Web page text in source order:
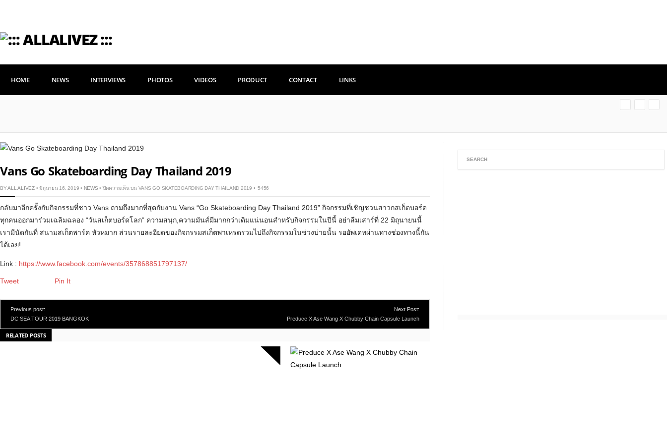
HOME NEWS INTERVIEWS PHOTOS VIDEOS PRODUCT CONTACT LINKS
Vans Go Skateboarding Day Thailand 2019
BYALL ALIVEZ• มิถุนายน 16, 2019 • NEWS • ปิดความเห็นบน VANS GO SKATEBOARDING DAY THAILAND 2019 • 5456
กลับมาอีกครั้งกับกิจกรรมที่ชาว Vans ถามถึงมากที่สุดกับงาน Vans “Go Skateboarding Day Thailand 2019” กิจกรรมที่เชิญชวนสาวกสเก็ตบอร์ด
ทุกคนออกมาร่วมเฉลิมฉลอง “วันสเก็ตบอร์ดโลก” ความสนุก,ความมันส์มีมากกว่าเดิมแน่นอนสำหรับกิจกรรมในปีนี้ อย่าลืมเสาร์ที่ 22 มิถุนายนนี้
เรามีนัดกันที่ สนามสเก็ตพาร์ค หัวหมาก ส่วนรายละอียดของกิจกรรมสเก็ตพาเหรดรวมไปถึงกิจกรรมในช่วงบ่ายนั้น รออัพเดทผ่านทางช่องทางนี้กัน
ได้เลย!
Link : https://www.facebook.com/events/357868851797137/
Tweet Pin It
Previous post:
DC SEA TOUR 2019 BANGKOK
Next Post:
Preduce X Ase Wang X Chubby Chain Capsule Launch
RELATED POSTS